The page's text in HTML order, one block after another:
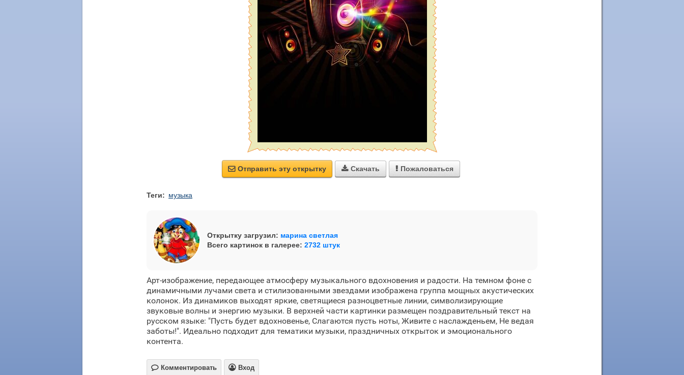
 Отправить эту открытку  Скачать  Пожаловаться
Теги: музыка
Открытку загрузил: марина светлая
Всего картинок в галерее: 2732 штук
Арт-изображение, передающее атмосферу музыкального вдохновения и радости. На темном фоне с
динамичными лучами света и стилизованными звездами изображена группа мощных акустических
колонок. Из динамиков выходят яркие, светящиеся разноцветные линии, символизирующие
звуковые волны и энергию музыки. В верхней части картинки размещен поздравительный текст на
русском языке: "Пусть будет вдохновенье, Слагаются пусть ноты, Живите с наслажденьем, Не ведая
заботы!". Идеально подходит для тематики музыки, праздничных открыток и эмоционального
контента.
 Комментировать  Вход